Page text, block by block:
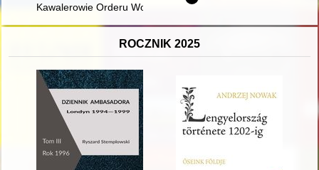
Kawalerowie Orderu Wojskowego (Wojennego) Virtuti Militari
ROCZNIK 2025